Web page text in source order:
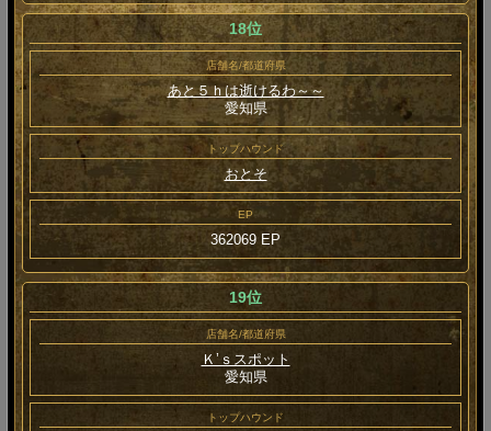
18位
店舗名/都道府県
あと５ｈは逝けるわ～～
愛知県
トップハウンド
おとそ
EP
362069 EP
19位
店舗名/都道府県
Ｋ’ｓスポット
愛知県
トップハウンド